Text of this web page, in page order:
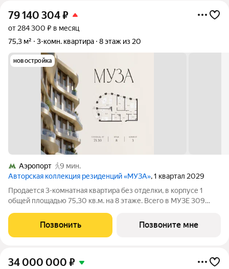
79 140 304₽
от 284 300 ₽ в месяц
75,3 м²
3-комн. квартира 8 этаж из 20
новостройка
Аэропорт
9 мин.
Авторская коллекция резиденций «МУЗА», 1 квартал 2029
Продается 3-комнатная квартира без отделки, в корпусе 1
общей площадью 75,30 кв.м. на 8 этаже. Всего в МУЗЕ 309
террасами. Высота потолков от 3,5 до 4,65 м. Эксклюзивные
Позвонить Позвоните мне
34 000 000 ₽